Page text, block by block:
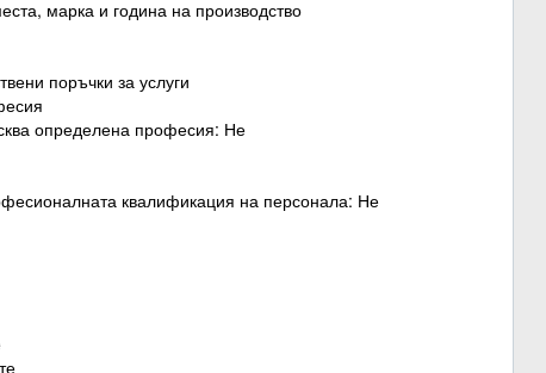
марка и година на производство
поръчки за услуги
определена професия: Не
квалификация на персонала: Не